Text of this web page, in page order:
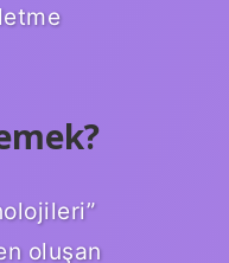
oluşan